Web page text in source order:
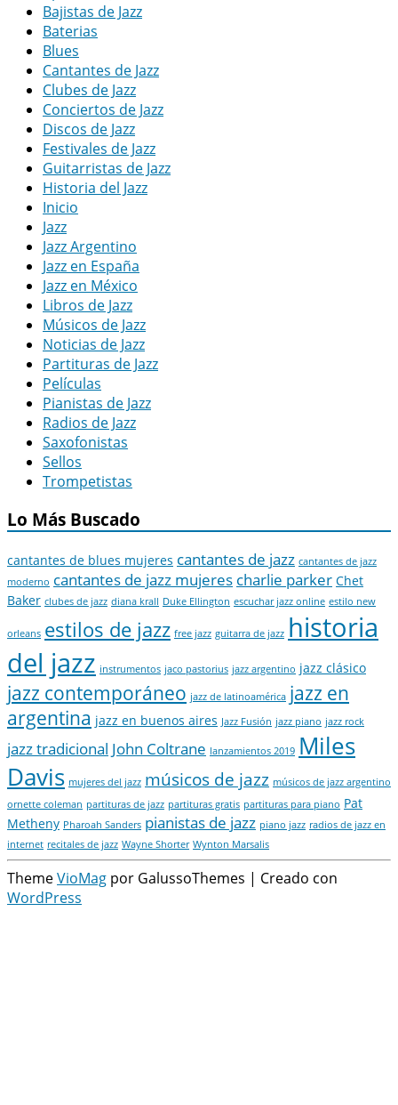
Bajistas de Jazz
Baterias
Blues
Cantantes de Jazz
Clubes de Jazz
Conciertos de Jazz
Discos de Jazz
Festivales de Jazz
Guitarristas de Jazz
Historia del Jazz
Inicio
Jazz
Jazz Argentino
Jazz en España
Jazz en México
Libros de Jazz
Músicos de Jazz
Noticias de Jazz
Partituras de Jazz
Películas
Pianistas de Jazz
Radios de Jazz
Saxofonistas
Sellos
Trompetistas
Lo Más Buscado
cantantes de blues mujeres cantantes de jazz cantantes de jazz
moderno cantantes de jazz mujeres charlie parker Chet
Baker clubes de jazz diana krall Duke Ellington escuchar jazz online estilo new
orleans estilos de jazz free jazz guitarra de jazz historia
del jazz instrumentos jaco pastorius jazz argentino jazz clásico
jazz contemporáneo jazz de latinoamérica jazz en
argentina jazz en buenos aires Jazz Fusión jazz piano jazz rock
jazz tradicional John Coltrane lanzamientos 2019 Miles
Davis mujeres del jazz músicos de jazz músicos de jazz argentino
ornette coleman partituras de jazz partituras gratis partituras para piano Pat
Metheny Pharoah Sanders pianistas de jazz piano jazz radios de jazz en
internet recitales de jazz Wayne Shorter Wynton Marsalis
ThemeVioMag por GalussoThemes | Creado con
WordPress